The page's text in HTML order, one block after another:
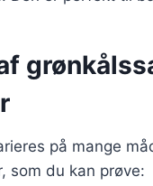
på mange
som du kan prøve: